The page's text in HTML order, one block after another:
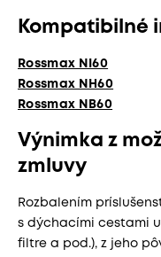
Kompatibilné
Rossmax NI60
Rossmax NH60
Rossmax NB60
Výnimka z
zmluvy
Rozbalením
s dýchacími cestami
filtre a pod.), z jeho